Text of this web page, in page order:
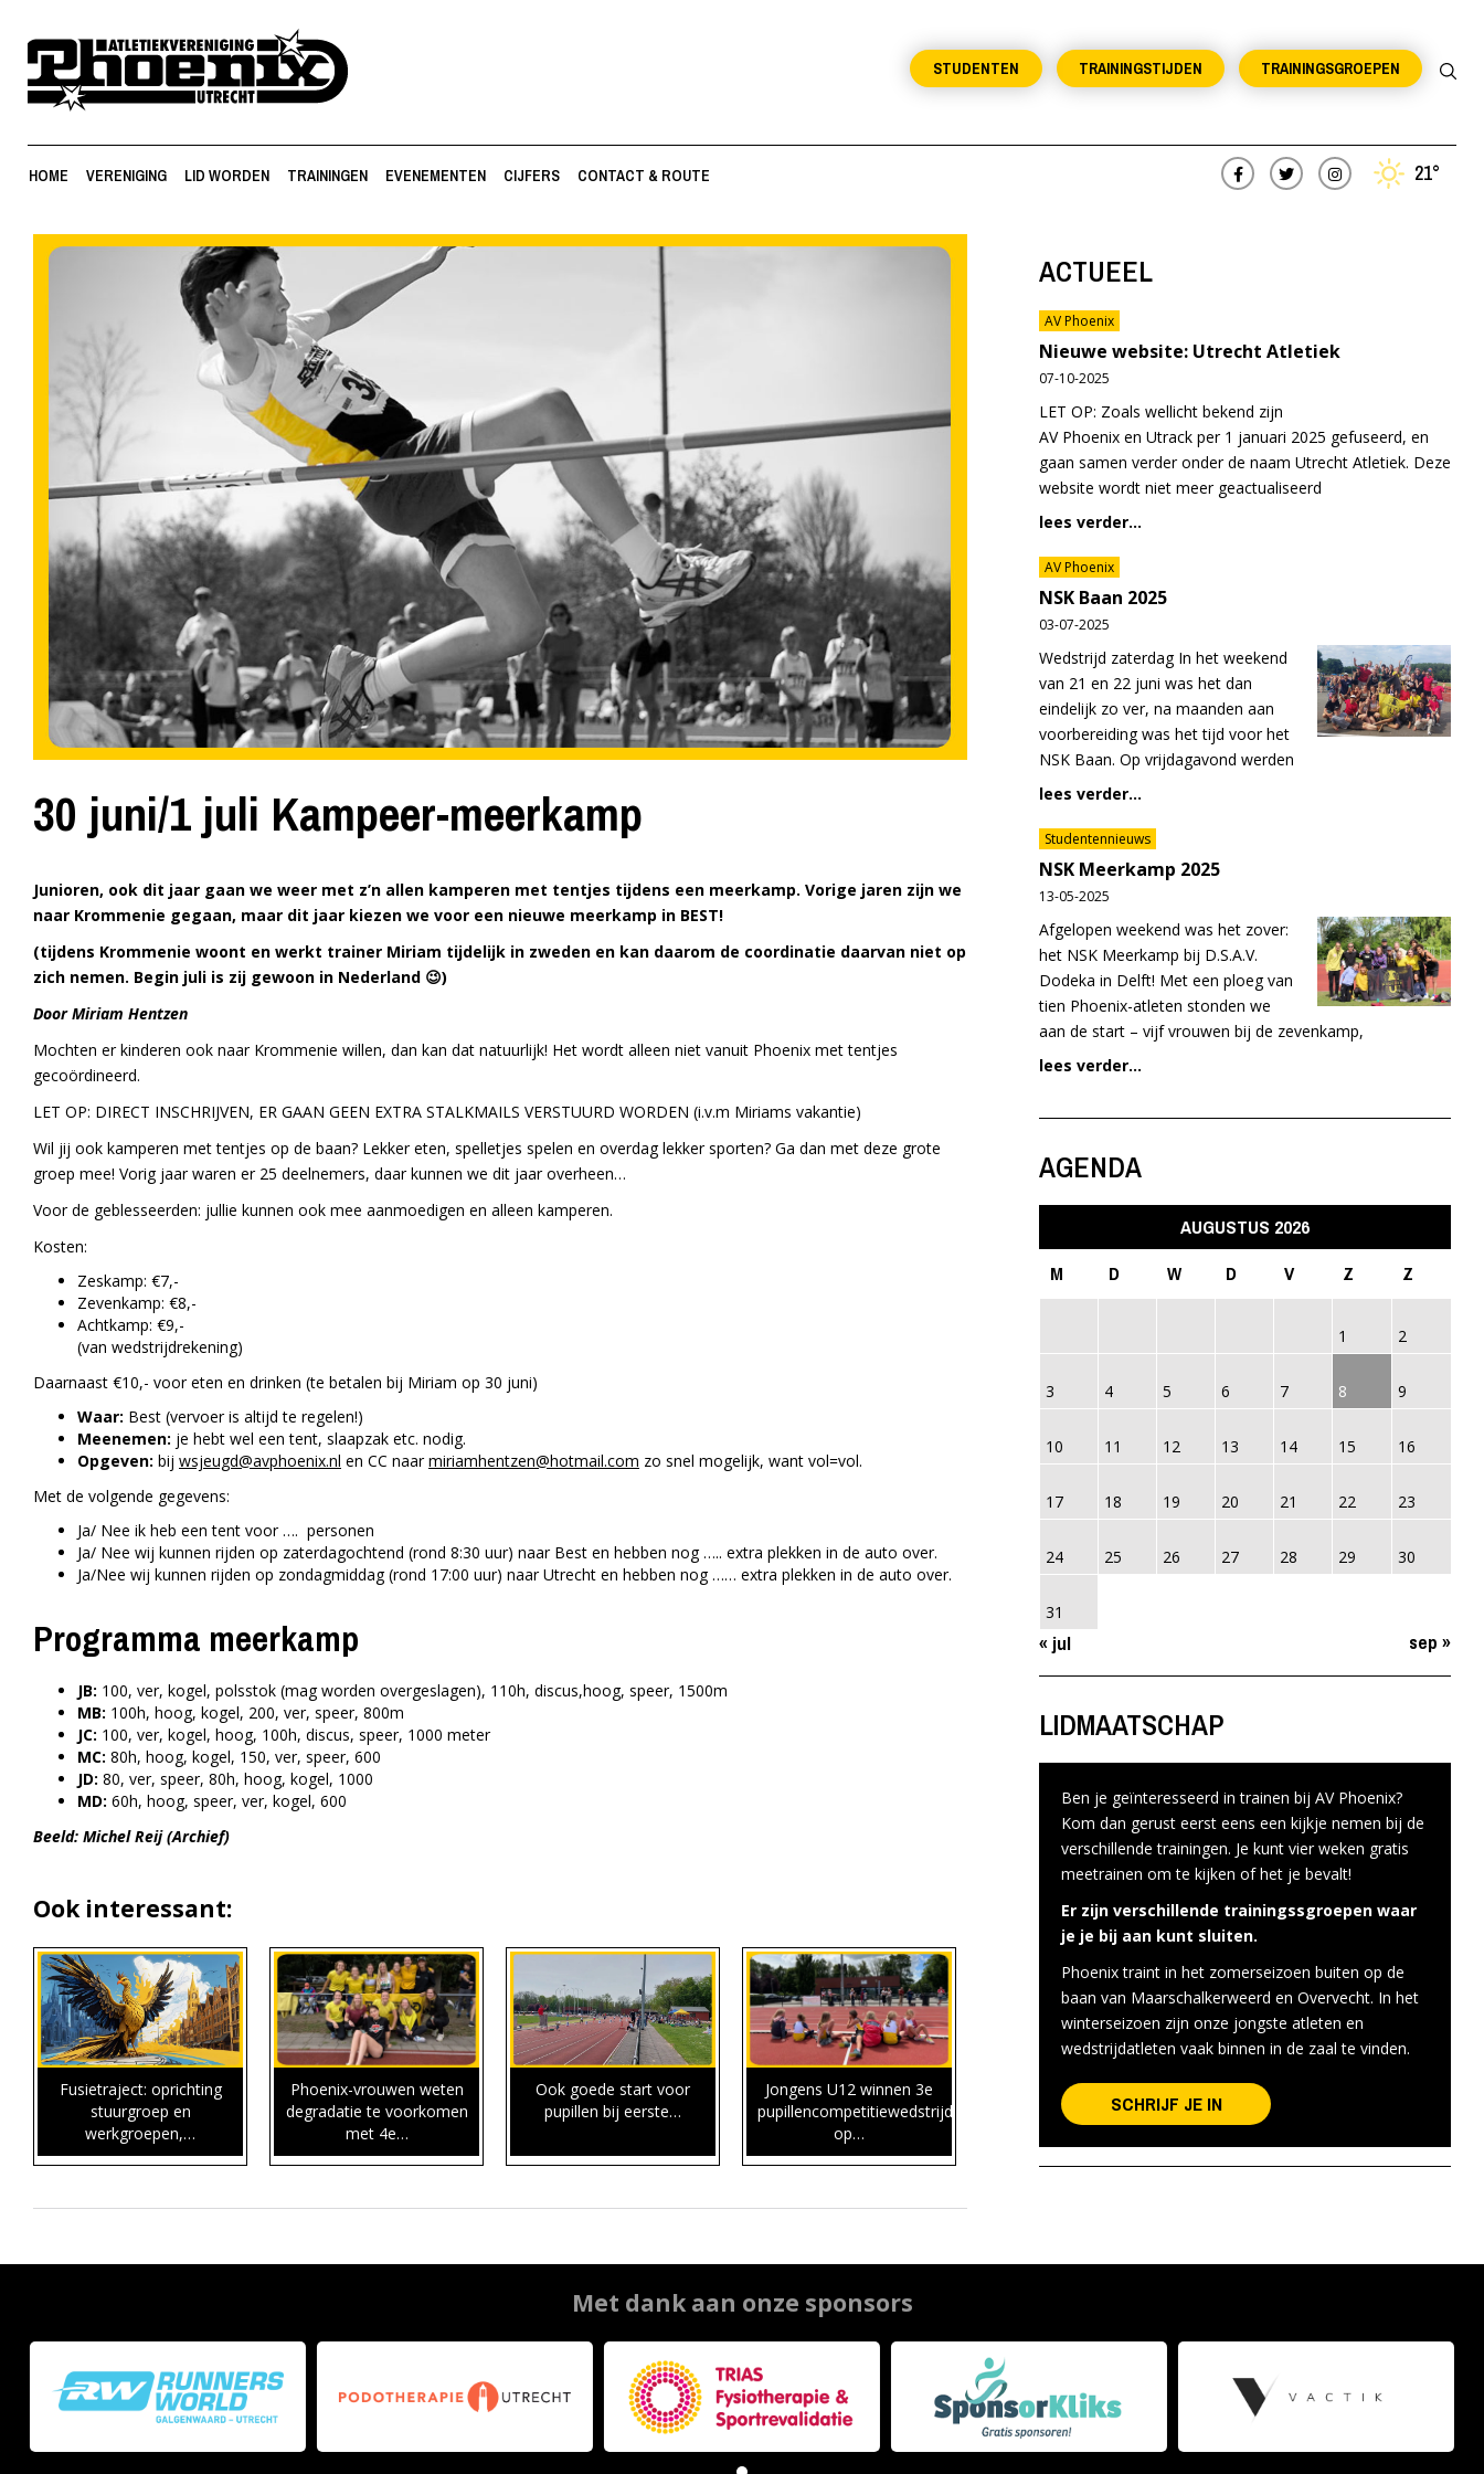
TRAININGSGROEPEN
TRAININGSTIJDEN
STUDENTEN
HOME VERENIGING LID WORDEN TRAININGEN EVENEMENTEN CIJFERS CONTACT & ROUTE 21°
30 juni/1 juli Kampeer-meerkamp
Junioren, ook dit jaar gaan we weer met z’n allen kamperen met tentjes tijdens een meerkamp. Vorige jaren zijn we
naar Krommenie gegaan, maar dit jaar kiezen we voor een nieuwe meerkamp in BEST!
(tijdens Krommenie woont en werkt trainer Miriam tijdelijk in zweden en kan daarom de coordinatie daarvan niet op
zich nemen. Begin juli is zij gewoon in Nederland 😉)
Door Miriam Hentzen
Mochten er kinderen ook naar Krommenie willen, dan kan dat natuurlijk! Het wordt alleen niet vanuit Phoenix met tentjes
gecoördineerd.
LET OP: DIRECT INSCHRIJVEN, ER GAAN GEEN EXTRA STALKMAILS VERSTUURD WORDEN (i.v.m Miriams vakantie)
Wil jij ook kamperen met tentjes op de baan? Lekker eten, spelletjes spelen en overdag lekker sporten? Ga dan met deze grote
groep mee! Vorig jaar waren er 25 deelnemers, daar kunnen we dit jaar overheen…
Voor de geblesseerden: jullie kunnen ook mee aanmoedigen en alleen kamperen.
Kosten:
Zeskamp: €7,-
Zevenkamp: €8,-
Achtkamp: €9,-
(van wedstrijdrekening)
Daarnaast €10,- voor eten en drinken (te betalen bij Miriam op 30 juni)
Waar: Best (vervoer is altijd te regelen!)
Meenemen: je hebt wel een tent, slaapzak etc. nodig.
Opgeven: bij wsjeugd@avphoenix.nl en CC naarmiriamhentzen@hotmail.com zo snel mogelijk, want vol=vol.
Met de volgende gegevens:
Ja/ Nee ik heb een tent voor …. personen
Ja/ Nee wij kunnen rijden op zaterdagochtend (rond 8:30 uur) naar Best en hebben nog ….. extra plekken in de auto over.
Ja/Nee wij kunnen rijden op zondagmiddag (rond 17:00 uur) naar Utrecht en hebben nog …… extra plekken in de auto over.
Programma meerkamp
JB: 100, ver, kogel, polsstok (mag worden overgeslagen), 110h, discus,hoog, speer, 1500m
MB: 100h, hoog, kogel, 200, ver, speer, 800m
JC: 100, ver, kogel, hoog, 100h, discus, speer, 1000 meter
MC: 80h, hoog, kogel, 150, ver, speer, 600
JD: 80, ver, speer, 80h, hoog, kogel, 1000
MD: 60h, hoog, speer, ver, kogel, 600
Beeld: Michel Reij (Archief)
Ook interessant:
Fusietraject: oprichting
stuurgroep en
werkgroepen,…
Phoenix-vrouwen weten
degradatie te voorkomen
met 4e…
Ook goede start voor
pupillen bij eerste…
Jongens U12 winnen 3e
pupillencompetitiewedstrijd
op…
ACTUEEL
AV Phoenix
Nieuwe website: Utrecht Atletiek
07-10-2025
LET OP: Zoals wellicht bekend zijn
AV Phoenix en Utrack per 1 januari 2025 gefuseerd, en
gaan samen verder onder de naam Utrecht Atletiek. Deze
website wordt niet meer geactualiseerd
lees verder...
AV Phoenix
NSK Baan 2025
03-07-2025
Wedstrijd zaterdag In het weekend
van 21 en 22 juni was het dan
eindelijk zo ver, na maanden aan
voorbereiding was het tijd voor het
NSK Baan. Op vrijdagavond werden
lees verder...
Studentennieuws
NSK Meerkamp 2025
13-05-2025
Afgelopen weekend was het zover:
het NSK Meerkamp bij D.S.A.V.
Dodeka in Delft! Met een ploeg van
tien Phoenix-atleten stonden we
aan de start – vijf vrouwen bij de zevenkamp,
lees verder...
AGENDA
AUGUSTUS 2026
M
D W D V Z Z
1 2
3 4 5 6 7 8 9
10 11 12 13 14 15 16
17 18 19 20 21 22 23
24 25 26 27 28 29 30
31
« jul sep »
LIDMAATSCHAP
Ben je geïnteresseerd in trainen bij AV Phoenix?
Kom dan gerust eerst eens een kijkje nemen bij de
verschillende trainingen. Je kunt vier weken gratis
meetrainen om te kijken of het je bevalt!
Er zijn verschillende trainingssgroepen waar
je je bij aan kunt sluiten.
Phoenix traint in het zomerseizoen buiten op de
baan van Maarschalkerweerd en Overvecht. In het
winterseizoen zijn onze jongste atleten en
wedstrijdatleten vaak binnen in de zaal te vinden.
SCHRIJF JE IN
Met dank aan onze sponsors